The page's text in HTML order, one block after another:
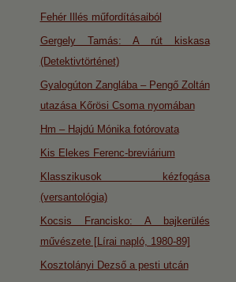
Fehér Illés műfordításaiból
Gergely Tamás: A rút kiskasa
(Detektivtörténet)
Gyalogúton Zanglába – Pengő Zoltán
utazása Kőrösi Csoma nyomában
Hm – Hajdú Mónika fotórovata
Kis Elekes Ferenc-breviárium
Klasszikusok kézfogása
(versantológia)
Kocsis Francisko: A bajkerülés
művészete [Lírai napló, 1980-89]
Kosztolányi Dezső a pesti utcán